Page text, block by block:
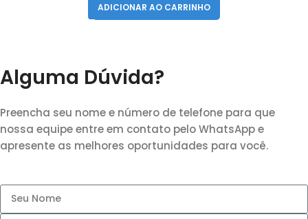
ADICIONAR AO CARRINHO
Alguma Dúvida?
Preencha seu nome e número de telefone para que
nossa equipe entre em contato pelo WhatsApp e
apresente as melhores oportunidades para você.